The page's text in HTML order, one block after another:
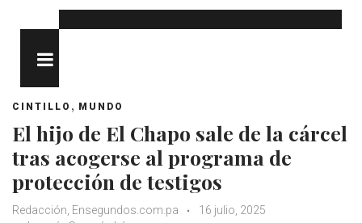
CINTILLO , MUNDO
El hijo de El Chapo sale de la cárcel
tras acogerse al programa de
protección de testigos
Redacción, Ensegundos.com.pa
16 julio, 2025